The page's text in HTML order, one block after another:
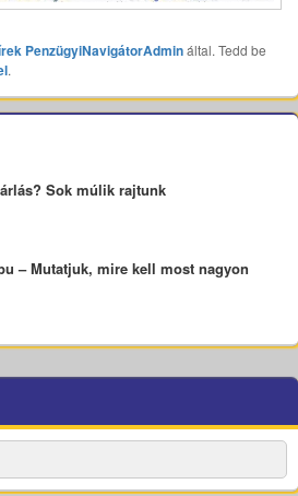
PenzügyiNavigátorAdmináltal. Tedd be
.
Sok múlik rajtunk
– Mutatjuk, mire kell most nagyon